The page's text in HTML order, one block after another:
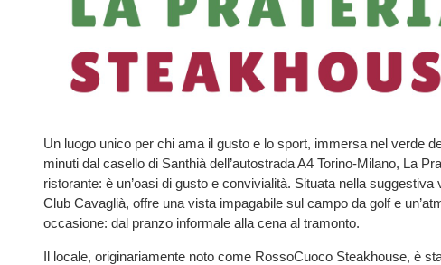
Un luogo unico per chi ama il gusto e lo sport, immersa nel verde
minuti dal casello di Santhià dell’autostrada A4 Torino-Milano, La
ristorante: è un’oasi di gusto e convivialità. Situata nella
Club Cavaglià, offre una vista impagabile sul campo da golf e
occasione: dal pranzo informale alla cena al tramonto.
Il locale, originariamente noto come RossoCuoco Steakhouse, è